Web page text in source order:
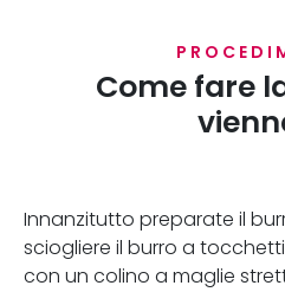
Come fare
Innanzitutto preparate il
sciogliere il burro a
con un colino a maglie